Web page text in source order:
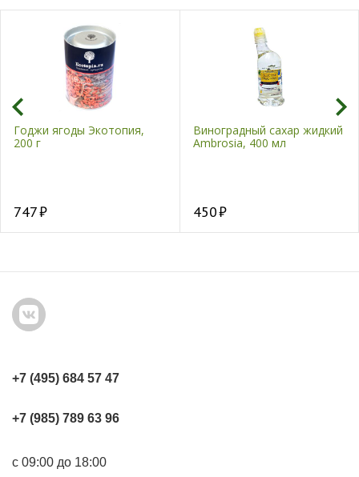
Годжи ягоды Экотопия,
200 г
747
Виноградный сахар жидкий
Ambrosia, 400 мл
450
+7 (495) 684 57 47
+7 (985) 789 63 96
с 09:00 до 18:00